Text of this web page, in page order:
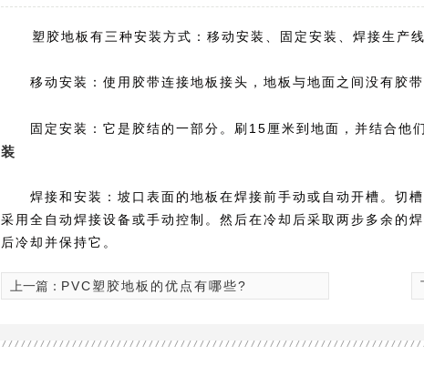
塑胶地板有三种安装方式：移动安装、固定安装、焊接生产线
移动安装：使用胶带连接地板接头，地板与地面之间没有胶带
固定安装：它是胶结的一部分。刷15厘米到地面，并结合他们
装
焊接和安装：坡口表面的地板在焊接前手动或自动开槽。切
采用全自动焊接设备或手动控制。然后在冷却后采取两步多余的
后冷却并保持它。
上一篇： PVC塑胶地板的优点有哪些?